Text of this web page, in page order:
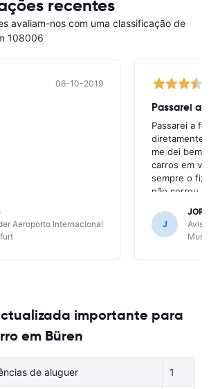
recentes
avaliam-nos com uma classificação de
108006
06-10-2019
Aeroporto Internacional
Passarei a
Passarei a
diretamente
me dei bem
carros em
sempre o fiz
não correu
J
Avis
importante para
em Büren
de aluguer 1